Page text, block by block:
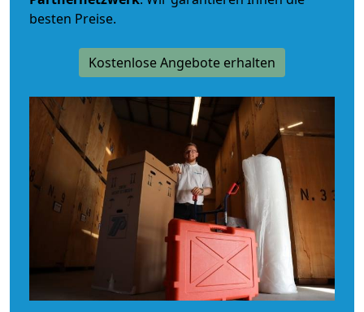
besten Preise.
Kostenlose Angebote erhalten